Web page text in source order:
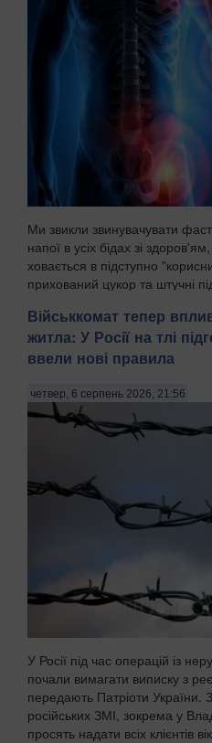
Ми звикли звинувачувати
напої в усіх бідах зі
ховається в підступно
прихований цукор та штучні
Військкомат тепер
житла: У Росії на тлі
ввели нові правила
четвер, 6 серпень 2026, 21:56
У Росії під час операцій із
почали вимагати виписку з
передають Патріоти України.
російських ЗМІ, зокрема у
просять надати всіх клієнтів